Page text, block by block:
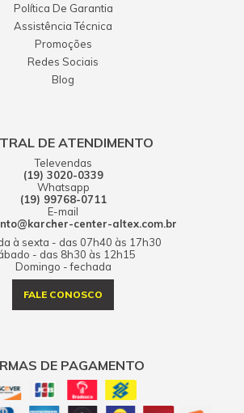
Política De Garantia
Assistência Técnica
Promoções
Redes Sociais
Blog
DE ATENDIMENTO
Televendas
(19) 3020-0339
Whatsapp
(19) 99768-0711
E-mail
center-altex.com.br
à sexta - das 07h40 às 17h30
- das 8h30 às 12h15
Domingo - fechada
FALE CONOSCO
DE PAGAMENTO